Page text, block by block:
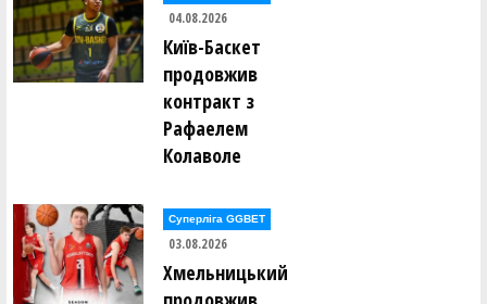
04.08.2026
Київ-Баскет
продовжив
контракт з
Рафаелем
Колаволе
Суперліга GGBET
03.08.2026
Хмельницький